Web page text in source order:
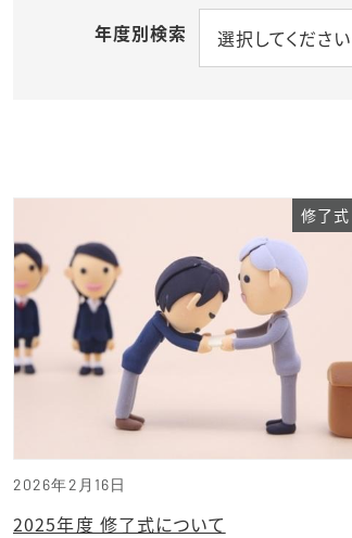
年度別検索 選択してください
2026年2月16日
修了式
2025年度 修了式について